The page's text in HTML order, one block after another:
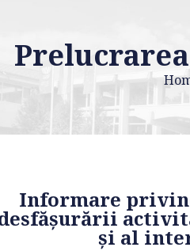
Informare
și al